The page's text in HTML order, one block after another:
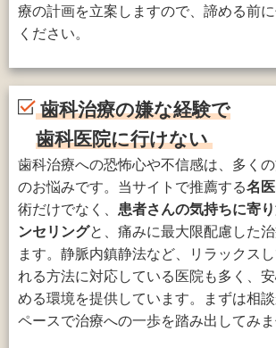
療の計画を立案しますので、諦める前
ください。
歯科治療の嫌な経験で
歯科医院に行けない
歯科治療への恐怖心や不信感は、多く
のお悩みです。当サイトで推薦する名医
術だけでなく、 患者さんの気持ちに寄
ンセリングと、痛みに最大限配慮した
ます。静脈内鎮静法など、リラックス
れる方法に対応している医院も多く、
める環境を提供しています。まずは相
ペースで治療への一歩を踏み出してみま